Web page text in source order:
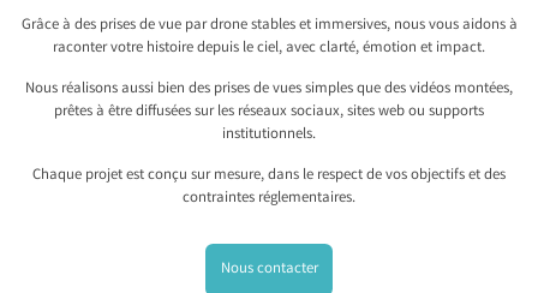
Grâce à des prises de vue par drone stables et immersives, nous vous aidons à
raconter votre histoire depuis le ciel, avec clarté, émotion et impact.
Nous réalisons aussi bien des prises de vues simples que des vidéos montées,
prêtes à être diffusées sur les réseaux sociaux, sites web ou supports
institutionnels.
Chaque projet est conçu sur mesure, dans le respect de vos objectifs et des
contraintes réglementaires.
Nous contacter